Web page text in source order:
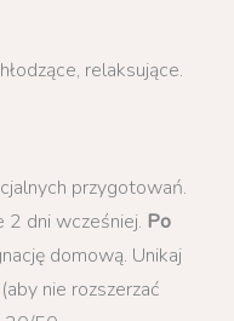
relaksujące.
przygotowań.
2 dni wcześniej. Po
domową. Unikaj
nie rozszerzać